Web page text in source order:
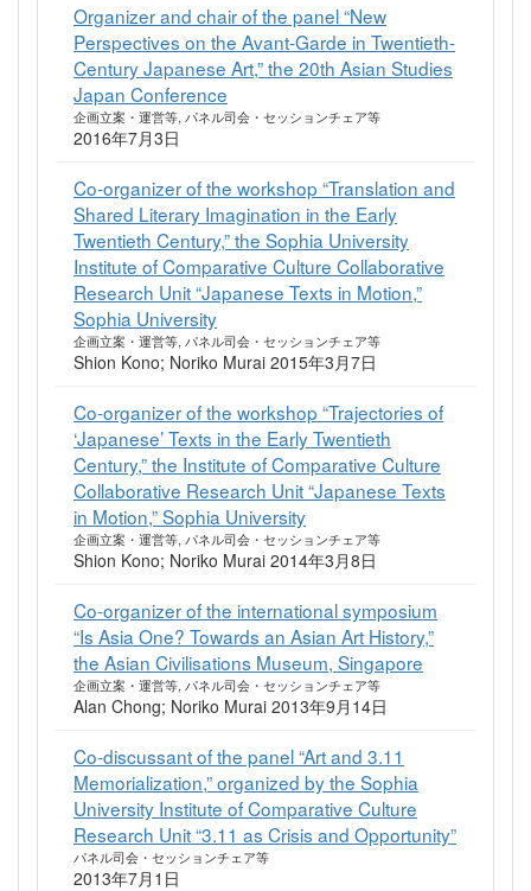
Organizer and chair of the panel “New
Perspectives on the Avant-Garde in Twentieth-
Century Japanese Art,” the 20th Asian Studies
Japan Conference
企画立案・運営等, パネル司会・セッションチェア等
2016年7月3日
Co-organizer of the workshop “Translation and
Shared Literary Imagination in the Early
Twentieth Century,” the Sophia University
Institute of Comparative Culture Collaborative
Research Unit “Japanese Texts in Motion,”
Sophia University
企画立案・運営等, パネル司会・セッションチェア等
Shion Kono; Noriko Murai 2015年3月7日
Co-organizer of the workshop “Trajectories of
‘Japanese’ Texts in the Early Twentieth
Century,” the Institute of Comparative Culture
Collaborative Research Unit “Japanese Texts
in Motion,” Sophia University
企画立案・運営等, パネル司会・セッションチェア等
Shion Kono; Noriko Murai 2014年3月8日
Co-organizer of the international symposium
“Is Asia One? Towards an Asian Art History,”
the Asian Civilisations Museum, Singapore
企画立案・運営等, パネル司会・セッションチェア等
Alan Chong; Noriko Murai 2013年9月14日
Co-discussant of the panel “Art and 3.11
Memorialization,” organized by the Sophia
University Institute of Comparative Culture
Research Unit “3.11 as Crisis and Opportunity”
パネル司会・セッションチェア等
2013年7月1日